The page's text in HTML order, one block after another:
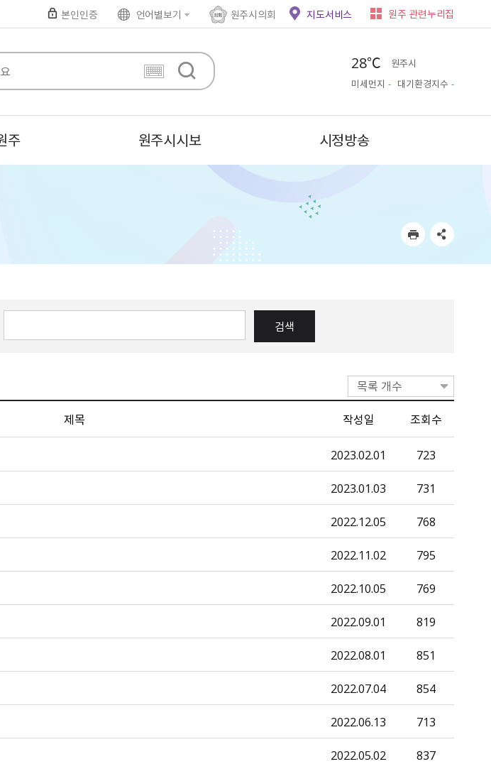
본인인증 언어별보기 원주시의회 지도서비스 원주 관련누리집
28℃
원주시
미세먼지 - 대기환경지수 -
주 원주시시보 시정방송
목록 개수
제목 작성일 조회수
2023.02.01
723
2023.01.03
731
2022.12.05
768
2022.11.02
795
2022.10.05
769
2022.09.01
819
2022.08.01
851
2022.07.04
854
2022.06.13
713
2022.05.02 837